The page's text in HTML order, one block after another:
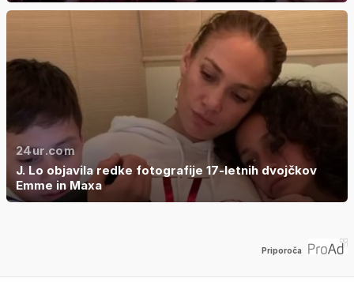
24ur.com
J. Lo objavila redke fotografije 17-letnih dvojčkov
Emme in Maxa
Priporoča